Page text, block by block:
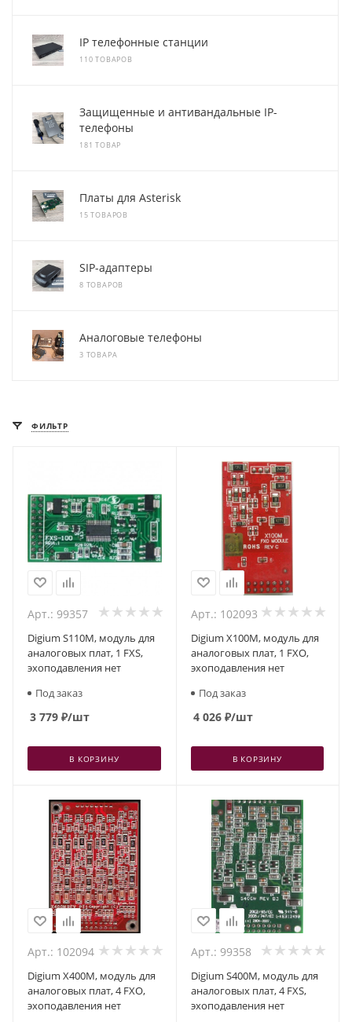
IP телефонные станции
110 ТОВАРОВ
Защищенные и антивандальные IP-
телефоны
181 ТОВАР
Платы для Asterisk
15 ТОВАРОВ
SIP-адаптеры
8 ТОВАРОВ
Аналоговые телефоны
3 ТОВАРА
ФИЛЬТР
Арт.: 99357
Digium S110M, модуль для
аналоговых плат, 1 FXS,
эхоподавления нет
Под заказ
3 779 ₽/шт
В КОРЗИНУ
Арт.: 102093
Digium X100M, модуль для
аналоговых плат, 1 FXO,
эхоподавления нет
Под заказ
4 026₽/шт
В КОРЗИНУ
Арт.: 102094
Digium X400M, модуль для
аналоговых плат, 4 FXO,
эхоподавления нет
Арт.: 99358
Digium S400M, модуль для
аналоговых плат, 4 FXS,
эхоподавления нет